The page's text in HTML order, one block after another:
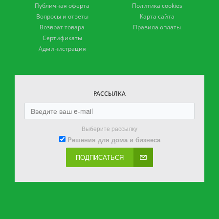
Публичная оферта
Вопросы и ответы
Возврат товара
Сертификаты
Администрация
Политика cookies
Карта сайта
Правила оплаты
РАССЫЛКА
Выберите рассылку
Решения для дома и бизнеса
ПОДПИСАТЬСЯ